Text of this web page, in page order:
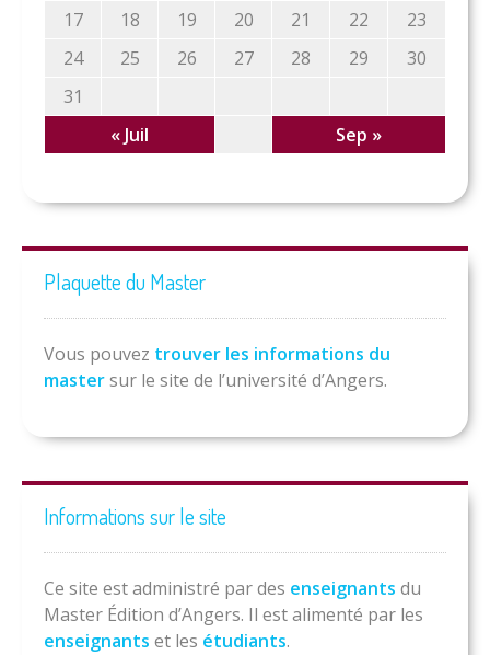
17
18 19 20 21 22
23
24
25 26 27 28 29
30
31
« Juil
Sep »
Plaquette du Master
Vous pouvez trouver les informations du
mastersur le site de l’université d’Angers.
Informations sur le site
Ce site est administré par des enseignants du
Master Édition d’Angers. Il est alimenté par les
enseignants et les étudiants.